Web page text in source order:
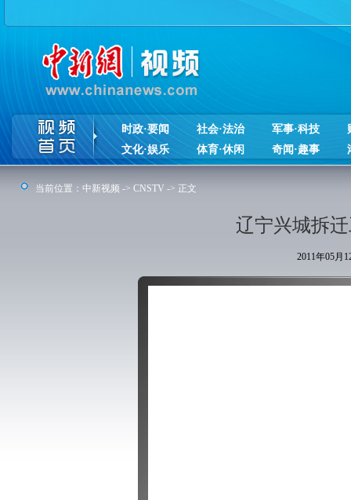
时政·要闻 社会·法治 军事·科技
文化·娱乐
体育·休闲 奇闻·趣事
当前位置： 中新视频 -> CNSTV -> 正文
辽宁兴城拆
2011年05月